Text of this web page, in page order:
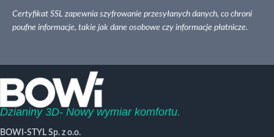
Certyfikat SSL zapewnia szyfrowanie przesyłanych danych, co chroni
poufne informacje, takie jak dane osobowe czy informacje płatnicze.
Dzianiny 3D- Nowy wymiar komfortu.
BOWI-STYL Sp. z o.o.